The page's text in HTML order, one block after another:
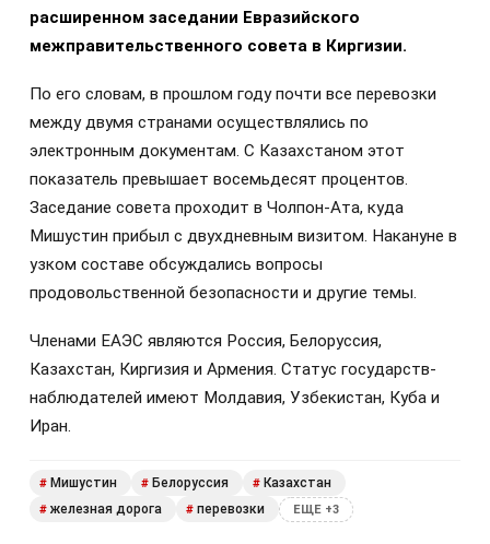
расширенном заседании Евразийского
межправительственного совета в Киргизии.
По его словам, в прошлом году почти все перевозки
между двумя странами осуществлялись по
электронным документам. С Казахстаном этот
показатель превышает восемьдесят процентов.
Заседание совета проходит в Чолпон-Ата, куда
Мишустин прибыл с двухдневным визитом. Накануне в
узком составе обсуждались вопросы
продовольственной безопасности и другие темы.
Членами ЕАЭС являются Россия, Белоруссия,
Казахстан, Киргизия и Армения. Статус государств-
наблюдателей имеют Молдавия, Узбекистан, Куба и
Иран.
# Мишустин # Белоруссия # Казахстан
# железная дорога # перевозки ЕЩЕ +3